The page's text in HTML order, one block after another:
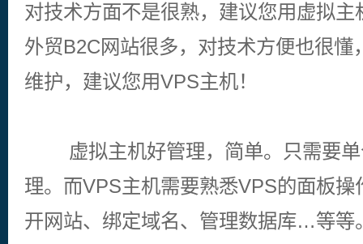
对技术方面不是很熟，建议您用虚拟
外贸B2C网站很多，对技术方便也很懂
维护，建议您用VPS主机！
虚拟主机好管理，简单。只需要单
理。而VPS主机需要熟悉VPS的面板
开网站、绑定域名、管理数据库…等等